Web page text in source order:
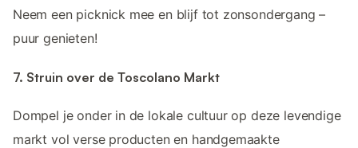
Neem een picknick mee en blijf tot zonsondergang –
puur genieten!
7. Struin over de Toscolano Markt
Dompel je onder in de lokale cultuur op deze levendige
markt vol verse producten en handgemaakte